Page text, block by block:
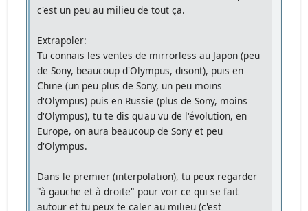
c'est un peu au milieu de tout ça.
Extrapoler:
Tu connais les ventes de mirrorless au Japon (peu
de Sony, beaucoup d'Olympus, disont), puis en
Chine (un peu plus de Sony, un peu moins
d'Olympus) puis en Russie (plus de Sony, moins
d'Olympus), tu te dis qu'au vu de l'évolution, en
Europe, on aura beaucoup de Sony et peu
d'Olympus.
Dans le premier (interpolation), tu peux regarder
"à gauche et à droite" pour voir ce qui se fait
autour et tu peux te caler au milieu (c'est